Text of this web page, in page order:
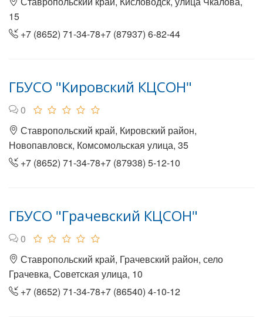
15
+7 (8652) 71-34-78+7 (87937) 6-82-44
ГБУСО "Кировский КЦСОН"
0
Ставропольский край, Кировский район,
Новопавловск, Комсомольская улица, 35
+7 (8652) 71-34-78+7 (87938) 5-12-10
ГБУСО "Грачевский КЦСОН"
0
Ставропольский край, Грачевский район, село
Грачевка, Советская улица, 10
+7 (8652) 71-34-78+7 (86540) 4-10-12